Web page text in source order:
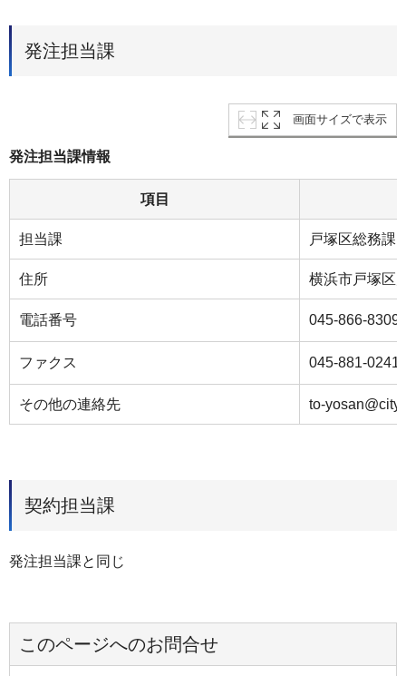
発注担当課
画面サイズで表示
発注担当課情報
項目
担当課 戸塚区総務課
住所 横浜市戸塚区
電話番号 045-866-8309
ファクス 045-881-0241
その他の連絡先 to-
契約担当課
発注担当課と同じ
このページへのお問合せ